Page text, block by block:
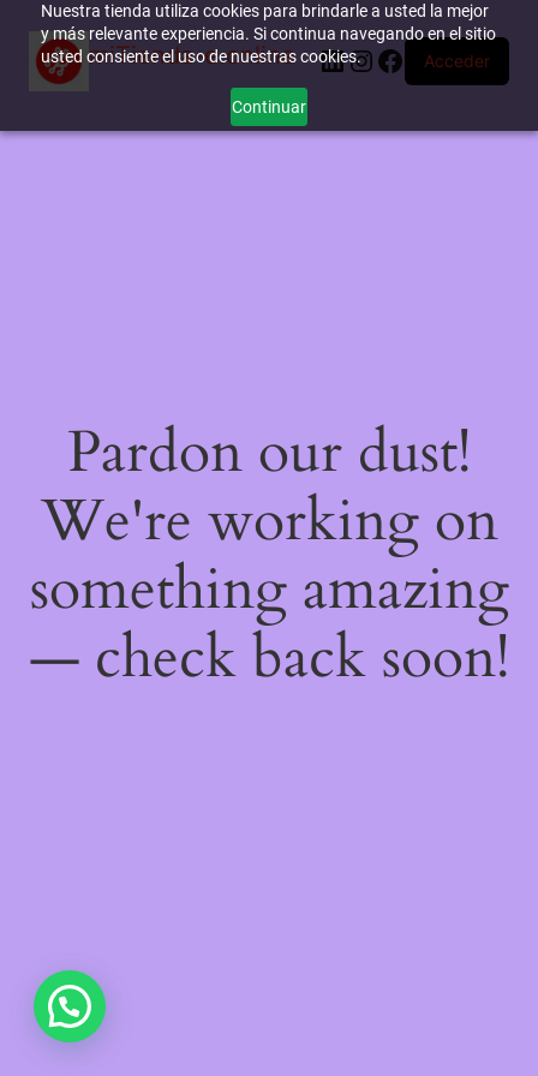
Nuestra tienda utiliza cookies para brindarle a usted la mejor
y más relevante experiencia. Si continua navegando en el sitio
usted consiente el uso de nuestras cookies.
Continuar
miTienda-e.online LinkedIn
Instagram
Facebook
Acceder
Pardon our dust!
We're working on
something amazing
— check back soon!